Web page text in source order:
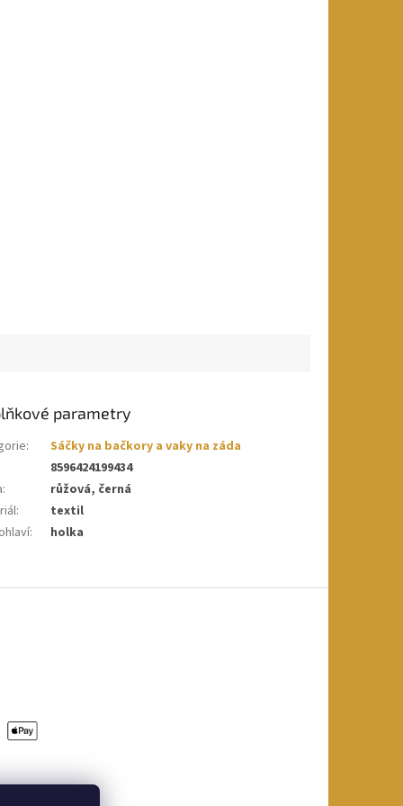
parametry
:
Sáčky na bačkory a vaky na záda
8596424199434
:
růžová, černá
:
textil
: holka